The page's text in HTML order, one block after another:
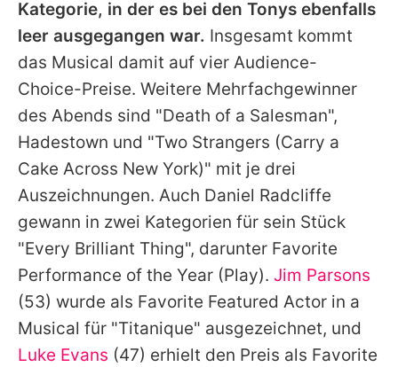
Kategorie, in der es bei den Tonys ebenfalls
leer ausgegangen war. Insgesamt kommt
das Musical damit auf vier Audience-
Choice-Preise. Weitere Mehrfachgewinner
des Abends sind "Death of a Salesman",
Hadestown und "Two Strangers (Carry a
Cake Across New York)" mit je drei
Auszeichnungen. Auch Daniel Radcliffe
gewann in zwei Kategorien für sein Stück
"Every Brilliant Thing", darunter Favorite
Performance of the Year (Play). Jim Parsons
(53) wurde als Favorite Featured Actor in a
Musical für "Titanique" ausgezeichnet, und
Luke Evans (47) erhielt den Preis als Favorite